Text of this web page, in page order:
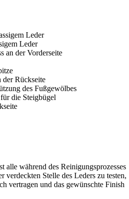
Leder
Leder
an der Vorderseite
der Rückseite
des Fußgewölbes
die Steigbügel
alle während des Reinigungsprozesses
verdeckten Stelle des Leders zu testen,
vertragen und das gewünschte Finish